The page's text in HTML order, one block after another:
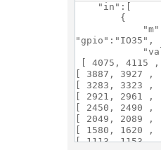
    "in":[
        {
"gpio":"IO35",
[ 4075, 4115
[ 3887, 3927 ,
[ 3283, 3323 ,
[ 2921, 2961 ,
[ 2450, 2490 ,
[ 2049, 2089 ,
[ 1580, 1620 ,
[ 1113, 1153 ,